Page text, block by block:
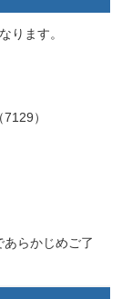
ります。
）
らかじめご了